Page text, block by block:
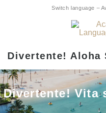
Switch language –
Costo ridotto!
L’unico corso
Hawaii
Divertente! Aloha
Divertente! Vita